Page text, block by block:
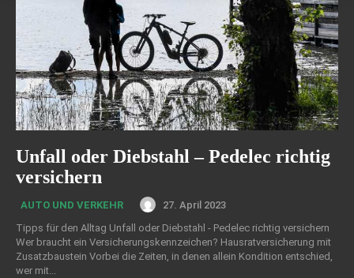
Unfall oder Diebstahl – Pedelec richtig
versichern
AUTO UND VERKEHR
27. April 2023
Tipps für den Alltag Unfall oder Diebstahl - Pedelec richtig versichern
Wer braucht ein Versicherungskennzeichen? Hausratversicherung mit
Zusatzbaustein Vorbei die Zeiten, in denen allein Kondition entschied,
wer mit...